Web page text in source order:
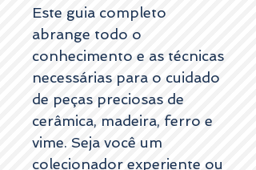
Este guia completo
abrange todo o
conhecimento e as técnicas
necessárias para o cuidado
de peças preciosas de
cerâmica, madeira, ferro e
vime. Seja você um
colecionador experiente ou